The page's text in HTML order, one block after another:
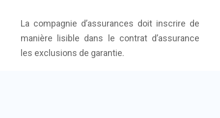
La compagnie d’assurances doit inscrire de
manière lisible dans le contrat d’assurance
les exclusions de garantie.